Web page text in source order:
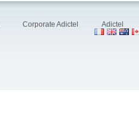
Corporate Adictel Adictel